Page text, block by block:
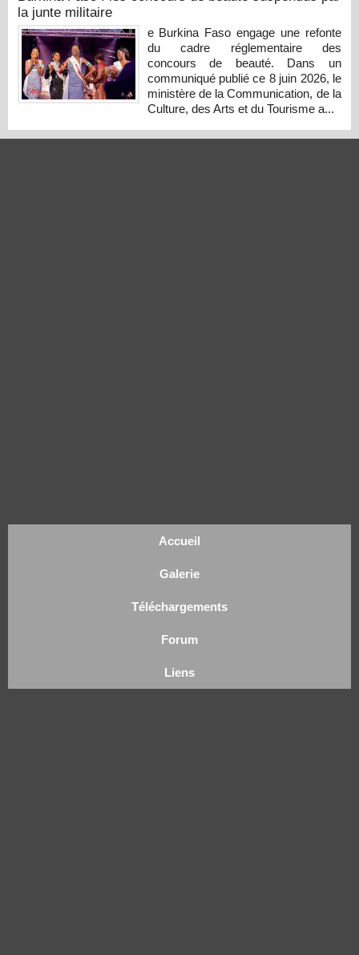
la junte militaire
e Burkina Faso engage une refonte
du cadre réglementaire des
concours de beauté. Dans un
communiqué publié ce 8 juin 2026, le
ministère de la Communication, de la
Culture, des Arts et du Tourisme a...
Accueil
Galerie
Téléchargements
Forum
Liens